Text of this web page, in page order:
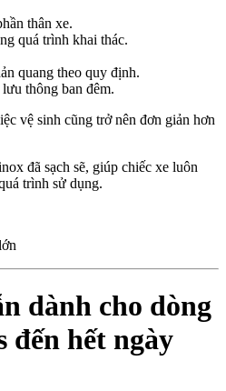
thân xe.
quá trình khai thác.
quang theo quy định.
thông ban đêm.
vệ sinh cũng trở nên đơn giản hơn
đã sạch sẽ, giúp chiếc xe luôn
trình sử dụng.
dành cho dòng
đến hết ngày